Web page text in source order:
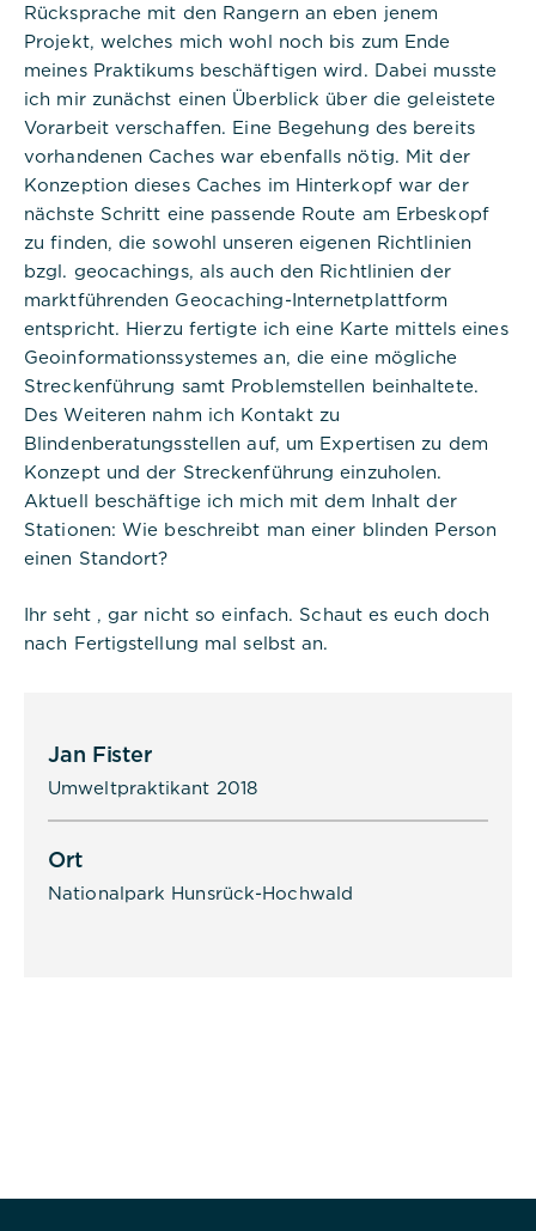
Rücksprache mit den Rangern an eben jenem
Projekt, welches mich wohl noch bis zum Ende
meines Praktikums beschäftigen wird. Dabei musste
ich mir zunächst einen Überblick über die geleistete
Vorarbeit verschaffen. Eine Begehung des bereits
vorhandenen Caches war ebenfalls nötig. Mit der
Konzeption dieses Caches im Hinterkopf war der
nächste Schritt eine passende Route am Erbeskopf
zu finden, die sowohl unseren eigenen Richtlinien
bzgl. geocachings, als auch den Richtlinien der
marktführenden Geocaching-Internetplattform
entspricht. Hierzu fertigte ich eine Karte mittels eines
Geoinformationssystemes an, die eine mögliche
Streckenführung samt Problemstellen beinhaltete.
Des Weiteren nahm ich Kontakt zu
Blindenberatungsstellen auf, um Expertisen zu dem
Konzept und der Streckenführung einzuholen.
Aktuell beschäftige ich mich mit dem Inhalt der
Stationen: Wie beschreibt man einer blinden Person
einen Standort?
Ihr seht , gar nicht so einfach. Schaut es euch doch
nach Fertigstellung mal selbst an.
Jan Fister
Umweltpraktikant 2018
Ort
Nationalpark Hunsrück-Hochwald